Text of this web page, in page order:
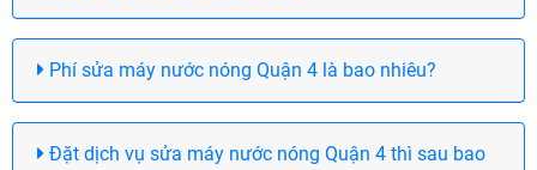
Phí sửa máy nước nóng Quận 4 là bao nhiêu?
Đặt dịch vụ sửa máy nước nóng Quận 4 thì sau bao